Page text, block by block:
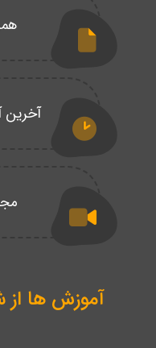
آخرین
آموزش ها از